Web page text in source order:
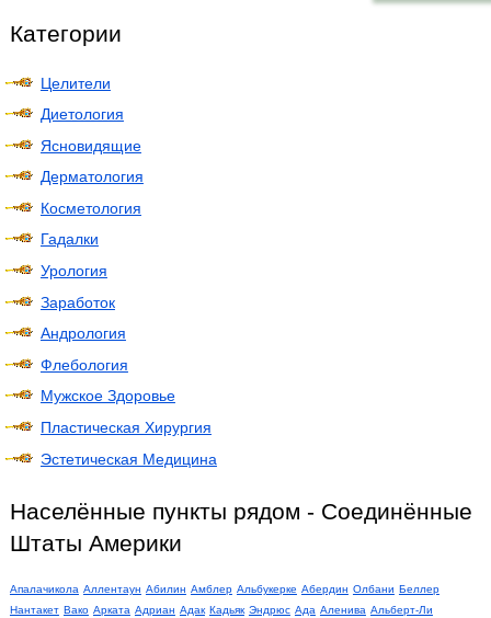
Категории
Целители
Диетология
Ясновидящие
Дерматология
Косметология
Гадалки
Урология
Заработок
Андрология
Флебология
Мужское Здоровье
Пластическая Хирургия
Эстетическая Медицина
Населённые пункты рядом - Соединённые
Штаты Америки
Апалачикола Аллентаун Абилин Амблер Альбукерке Абердин Олбани Беллер
Нантакет Вако Арката Адриан Адак Кадьяк Эндрюс Ада Аленива Альберт-Ли